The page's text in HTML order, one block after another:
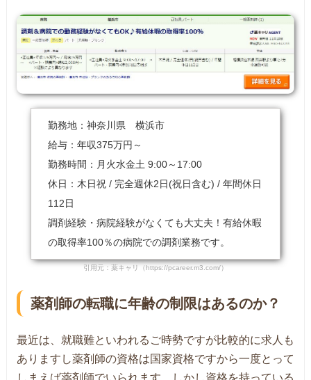
勤務地：神奈川県 横浜市
給与：年収375万円～
勤務時間：月火水金土 9:00～17:00
休日：木日祝 / 完全週休2日(祝日含む) / 年間休日
112日
調剤経験・病院経験がなくても大丈夫！有給休暇
の取得率100％の病院での調剤業務です。
引用元：薬キャリ（https://pcareer.m3.com/）
薬剤師の転職に年齢の制限はあるのか？
最近は、就職難といわれるご時勢ですが比較的に求人も
ありますし薬剤師の資格は国家資格ですから一度とって
しまえば薬剤師でいられます、しかし資格を持っている